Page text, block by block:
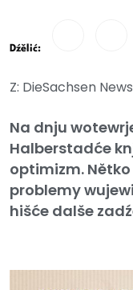
Dźělić:
Z: DieSachsen News
Na dnju
Halberstadće
optimizm.
problemy
hišće dalše